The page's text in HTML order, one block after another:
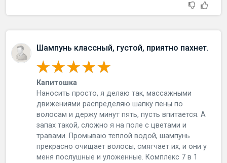
Шампунь классный, густой, приятно пахнет.
Капитошка
Наносить просто, я делаю так, массажными
движениями распределяю шапку пены по
волосам и держу минут пять, пусть впитается. А
запах такой, сложно я на поле с цветами и
травами. Промываю теплой водой, шампунь
прекрасно очищает волосы, смягчает их, и они у
меня послушные и уложенные. Комплекс 7 в 1